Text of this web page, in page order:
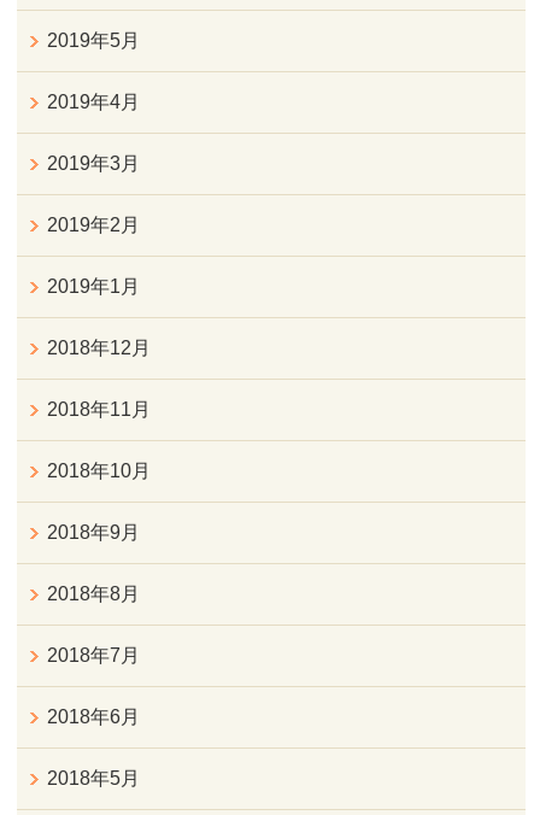
2019年5月
2019年4月
2019年3月
2019年2月
2019年1月
2018年12月
2018年11月
2018年10月
2018年9月
2018年8月
2018年7月
2018年6月
2018年5月